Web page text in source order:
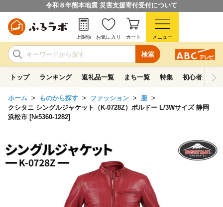
令和８年熊本地震 災害支援寄付受付について
検索
上限額 お気に入り カート メニュー
トップ ランキング 返礼品一覧 まち一覧 特集 初心者ガイド
ホーム ものから探す ファッション
服
クシタニ シングルジャケット（K-0728Z）ボルドー L/3Wサイズ 静岡
浜松市 [№5360-1282]